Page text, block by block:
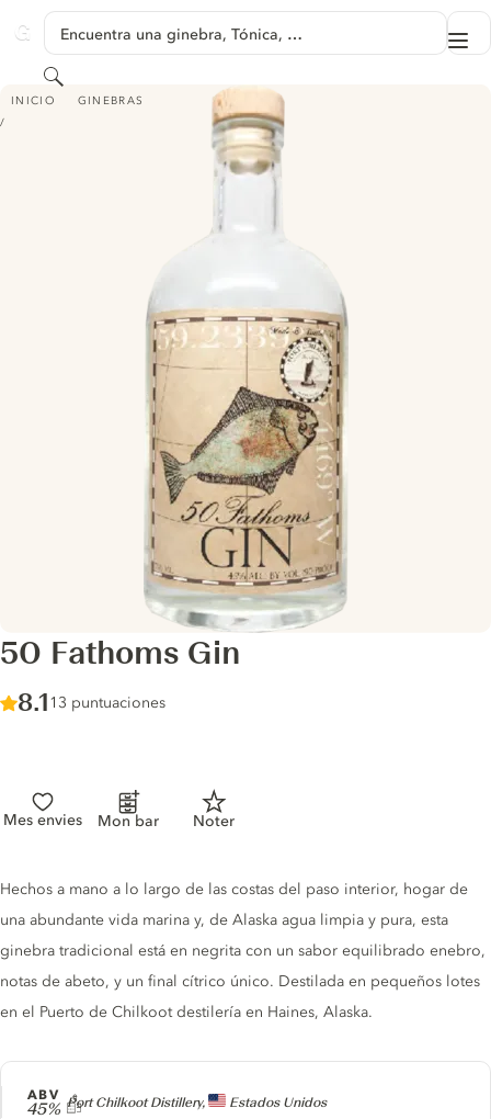
GINVENTORY
Encuentra una ginebra, Tónica, …
Buscar
INICIO GINEBRAS
50 FATHOMS GIN
50 Fathoms Gin
Score :
8.1/ 10
13 puntuaciones
Mes envies Mon bar Noter
Producer
Port Chilkoot Distillery, Estados Unidos
ABV
45%
Gin description
Hechos a mano a lo largo de las costas del paso interior, hogar de
una abundante vida marina y, de Alaska agua limpia y pura, esta
ginebra tradicional está en negrita con un sabor equilibrado enebro,
notas de abeto, y un final cítrico único. Destilada en pequeños lotes
en el Puerto de Chilkoot destilería en Haines, Alaska.